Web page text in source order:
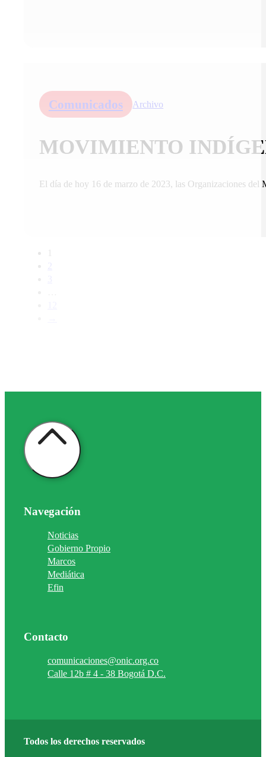
Comunicados Archivo
MOVIMIENTO
El día de hoy 16 de marzo de 2023, las Organizaciones
Navegación
Noticias
Gobierno Propio
Marcos
Mediática
Efin
Contacto
comunicaciones@onic.org.co
Calle 12b # 4 - 38 Bogotá D.C.
Todos los derechos reservados